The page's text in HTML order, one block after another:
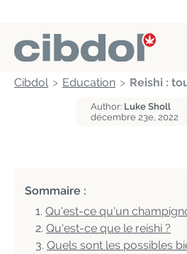
Cibdol Education Reishi :
Author: Luke Sholl
décembre 23e, 2022
Sommaire :
Qu'est-ce qu'un
Qu'est-ce que le reishi ?
Quels sont les possibles